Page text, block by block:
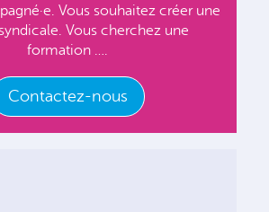
Vous souhaitez créer une
Vous cherchez une
formation ….
Contactez-nous